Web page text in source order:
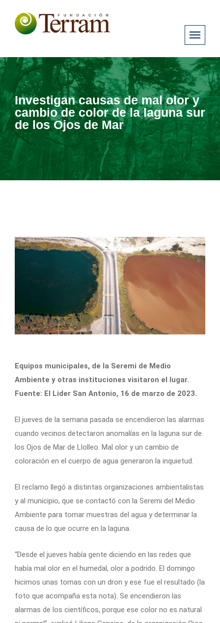
Investigan causas de mal olor y
cambio de color de la laguna sur
de los Ojos de Mar
Equipos municipales, de la Seremi de Medio
Ambiente y otras instituciones visitaron el lugar.
Fuente: El Lider San Antonio, 16 de marzo de 2023.
El jueves de la semana pasada se encendieron las alarmas
cuando vecinos detectaron anomalías en la laguna sur de
los Ojos de Mar de Llolleo. Mal olor y un cambio de
coloración en el cuerpo de agua generaron la inquietud.
El reclamo llegó a distintas organizaciones ambientalistas
y al municipio, que se contactó con la Seremi del Medio
Ambiente para tomar muestras del agua y determinar la
causa de lo que ocurre en la laguna.
“Desde el jueves había gente diciendo en las redes que
había mal olor en el humedal, olor a podrido. El domingo
hicimos unas tomas con un dron y ese fue el resultado (la
foto que acompaña esta nota). Se encendieron las
alarmas de los científicos, porque ese color no es natural